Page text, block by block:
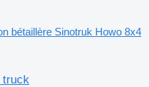
bétaillère Sinotruk Howo 8x4
truck